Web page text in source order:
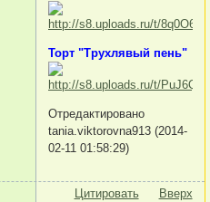
Торт "Трухлявый пень"
Отредактировано
tania.viktorovna913 (2014-
02-11 01:58:29)
Цитировать Вверх